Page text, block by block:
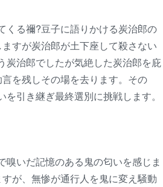
くる禰?豆子に語りかける炭治郎の
すが炭治郎が土下座して殺さない
炭治郎でしたが気絶した炭治郎を庇
を残しその場を去ります。その
引き継ぎ最終選別に挑戦します。
いだ記憶のある鬼の匂いを感じま
が、無惨が通行人を鬼に変え騒動